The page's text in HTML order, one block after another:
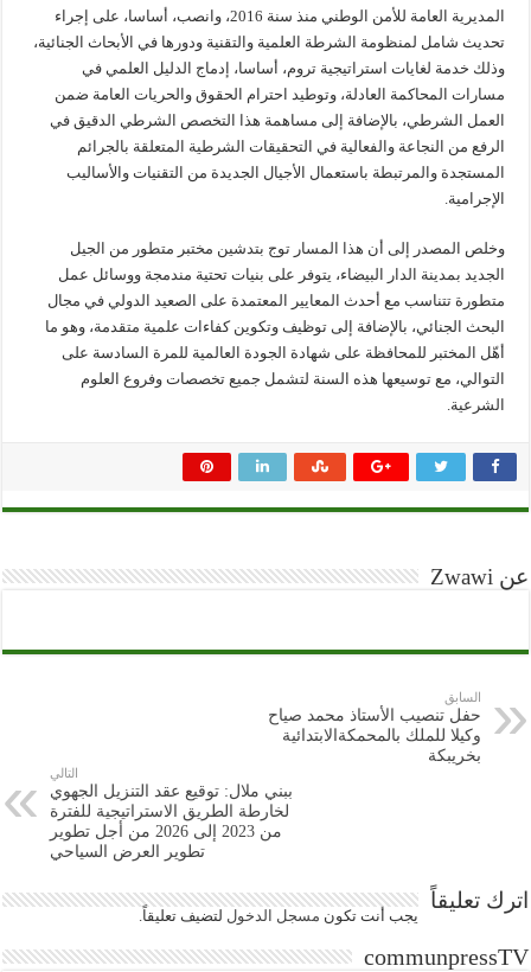
المديرية العامة للأمن الوطني منذ سنة 2016، وانصب، أساسا، على إجراء
تحديث شامل لمنظومة الشرطة العلمية والتقنية ودورها في الأبحاث الجنائية،
وذلك خدمة لغايات استراتيجية تروم، أساسا، إدماج الدليل العلمي في
مسارات المحاكمة العادلة، وتوطيد احترام الحقوق والحريات العامة ضمن
العمل الشرطي، بالإضافة إلى مساهمة هذا التخصص الشرطي الدقيق في
الرفع من النجاعة والفعالية في التحقيقات الشرطية المتعلقة بالجرائم
المستجدة والمرتبطة باستعمال الأجيال الجديدة من التقنيات والأساليب
الإجرامية.
وخلص المصدر إلى أن هذا المسار توج بتدشين مختبر متطور من الجيل
الجديد بمدينة الدار البيضاء، يتوفر على بنيات تحتية مندمجة ووسائل عمل
متطورة تتناسب مع أحدث المعايير المعتمدة على الصعيد الدولي في مجال
البحث الجنائي، بالإضافة إلى توظيف وتكوين كفاءات علمية متقدمة، وهو ما
أهّل المختبر للمحافظة على شهادة الجودة العالمية للمرة السادسة على
التوالي، مع توسيعها هذه السنة لتشمل جميع تخصصات وفروع العلوم
الشرعية.
عن Zwawi
السابق
حفل تنصيب الأستاذ محمد صياح
وكيلا للملك بالمحمكةالابتدائية
بخريبكة
التالي
ببني ملال: توقيع عقد التنزيل الجهوي
لخارطة الطريق الاستراتيجية للفترة
من 2023 إلى 2026 من أجل تطوير
تطوير العرض السياحي
اترك تعليقاً
يجب أنت تكون مسجل الدخول لتضيف تعليقاً.
communpressTV